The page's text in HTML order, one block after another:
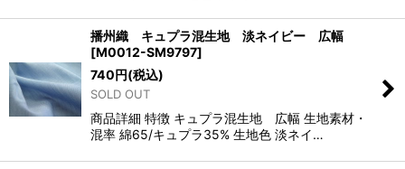
播州織 キュプラ混生地 淡ネイビー 広幅
[M0012-SM9797]
740円(税込)
SOLD OUT
商品詳細 特徴 キュプラ混生地 広幅 生地素材・
混率 綿65/キュプラ35% 生地色 淡ネイ…